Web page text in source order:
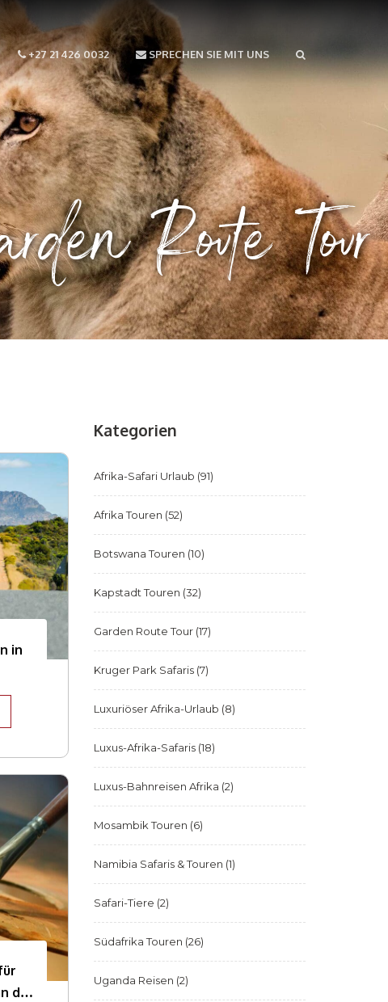
+27 21 426 0032 SPRECHEN SIE MIT UNS
Route Tour
in
der
Kategorien
Afrika-Safari Urlaub (91)
Afrika Touren (52)
Botswana Touren (10)
Kapstadt Touren (32)
Garden Route Tour(17)
Kruger Park Safaris(7)
Luxuriöser Afrika-Urlaub (8)
Luxus-Afrika-Safaris(18)
Luxus-Bahnreisen Afrika (2)
Mosambik Touren (6)
Namibia Safaris & Touren (1)
Safari-Tiere (2)
Südafrika Touren (26)
Uganda Reisen (2)